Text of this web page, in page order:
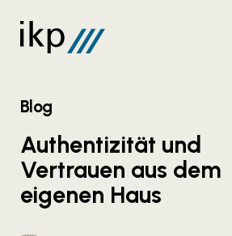
Blog
Authentizität und
Vertrauen aus dem
eigenen Haus